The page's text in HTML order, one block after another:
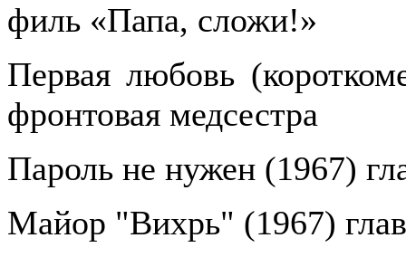
филь «Папа, сложи!»
Первая любовь
фронтовая медсестра
Пароль не нужен (1967)
Майор "Вихрь" (1967)